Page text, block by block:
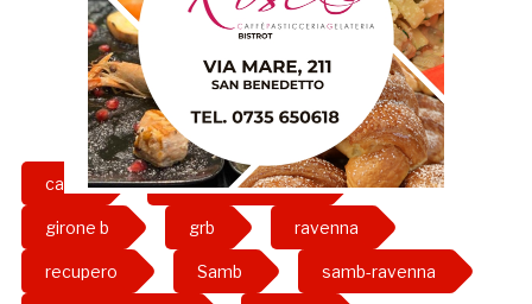
calcio gazzetta rossoblu
girone b grb ravenna
recupero Samb samb-ravenna